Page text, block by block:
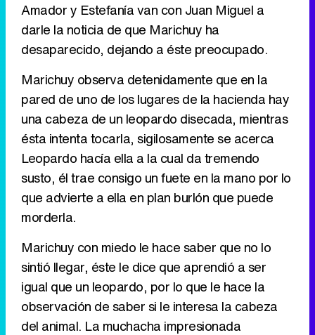
Amador y Estefanía van con Juan Miguel a
darle la noticia de que Marichuy ha
desaparecido, dejando a éste preocupado.
Marichuy observa detenidamente que en la
pared de uno de los lugares de la hacienda hay
una cabeza de un leopardo disecada, mientras
ésta intenta tocarla, sigilosamente se acerca
Leopardo hacía ella a la cual da tremendo
susto, él trae consigo un fuete en la mano por lo
que advierte a ella en plan burlón que puede
morderla.
Marichuy con miedo le hace saber que no lo
sintió llegar, éste le dice que aprendió a ser
igual que un leopardo, por lo que le hace la
observación de saber si le interesa la cabeza
del animal. La muchacha impresionada